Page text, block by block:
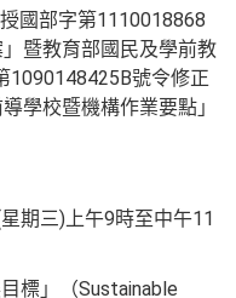
國部字第1110018868
暨教育部國民及學前教
1090148425B號令修正
學校暨機構作業要點」
期三)上午9時至中午11
標」（Sustainable